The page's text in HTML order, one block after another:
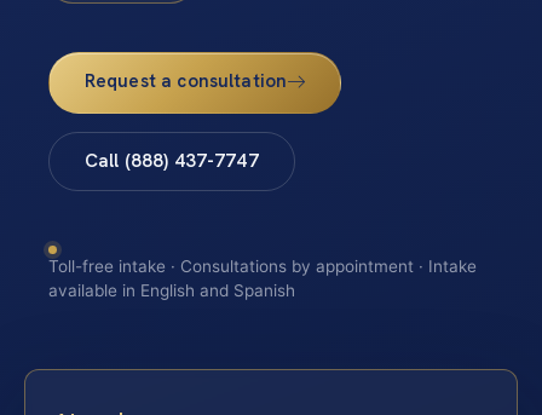
Request a consultation
Call (888) 437-7747
Toll-free intake · Consultations by appointment · Intake
available in English and Spanish